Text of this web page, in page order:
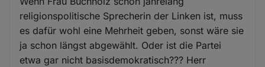
religionspolitische Sprecherin der Linken ist, muss
es dafür wohl eine Mehrheit geben, sonst wäre sie
ja schon längst abgewählt. Oder ist die Partei
etwa gar nicht basisdemokratisch??? Herr